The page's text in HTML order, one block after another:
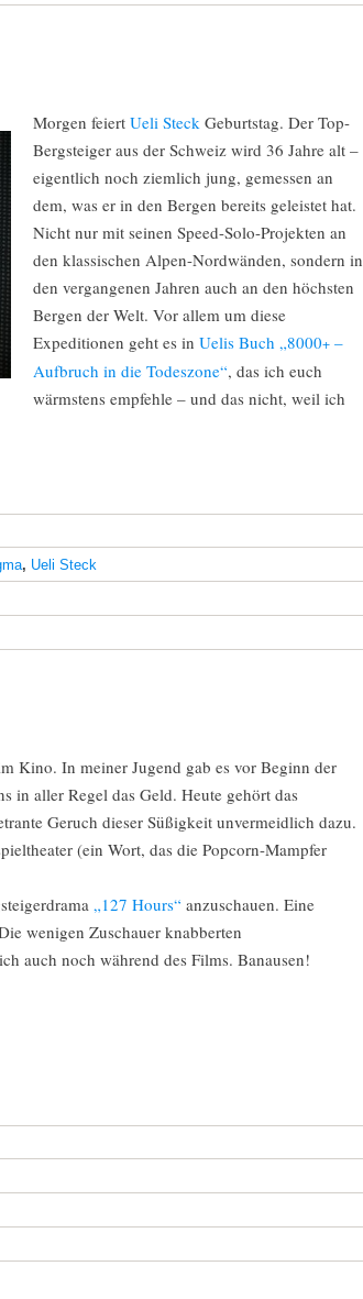
Morgen feiert Ueli Steck Geburtstag. Der Top-
Bergsteiger aus der Schweiz wird 36 Jahre alt –
eigentlich noch ziemlich jung, gemessen an
dem, was er in den Bergen bereits geleistet hat.
Nicht nur mit seinen Speed-Solo-Projekten an
den klassischen Alpen-Nordwänden, sondern in
den vergangenen Jahren auch an den höchsten
Bergen der Welt. Vor allem um diese
Expeditionen geht es in Uelis Buch „8000+ –
Aufbruch in die Todeszone“, das ich euch
wärmstens empfehle – und das nicht, weil ich
, Ueli Steck
Kino. In meiner Jugend gab es vor Beginn der
in aller Regel das Geld. Heute gehört das
Geruch dieser Süßigkeit unvermeidlich dazu.
(ein Wort, das die Popcorn-Mampfer
„127 Hours“ anzuschauen. Eine
wenigen Zuschauer knabberten
auch noch während des Films. Banausen!